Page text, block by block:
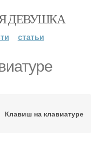
ДЕВУШКА
статьи
Клавиш на клавиатуре